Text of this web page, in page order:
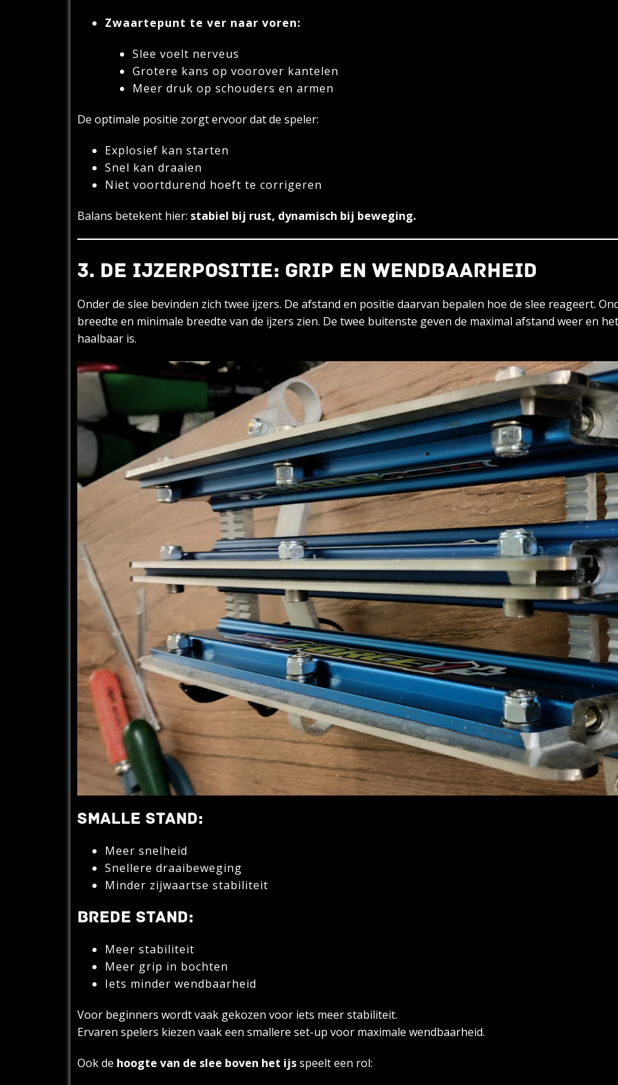
Zwaartepunt te ver naar voren:
Slee voelt nerveus
Grotere kans op voorover kantelen
Meer druk op schouders en armen
De optimale positie zorgt ervoor dat de speler:
Explosief kan starten
Snel kan draaien
Niet voortdurend hoeft te corrigeren
Balans betekent hier: stabiel bij rust, dynamisch bij beweging.
3. DE IJZERPOSITIE: GRIP EN WENDBAARHEID
Onder de slee bevinden zich twee ijzers. De afstand en positie daarvan bepalen hoe de slee reageert.
breedte en minimale breedte van de ijzers zien. De twee buitenste geven de maximal afstand weer en
haalbaar is.
SMALLE STAND:
Meer snelheid
Snellere draaibeweging
Minder zijwaartse stabiliteit
BREDE STAND:
Meer stabiliteit
Meer grip in bochten
Iets minder wendbaarheid
Voor beginners wordt vaak gekozen voor iets meer stabiliteit.
Ervaren spelers kiezen vaak een smallere set-up voor maximale wendbaarheid.
Ook de hoogte van de slee boven het ijsspeelt een rol: